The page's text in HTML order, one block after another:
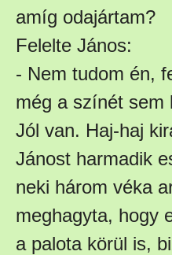
amíg odajártam?
Felelte János:
- Nem tudom én,
még a színét sem
Jól van. Haj-haj
Jánost harmadik
neki három véka
meghagyta, hogy
a palota körül is,